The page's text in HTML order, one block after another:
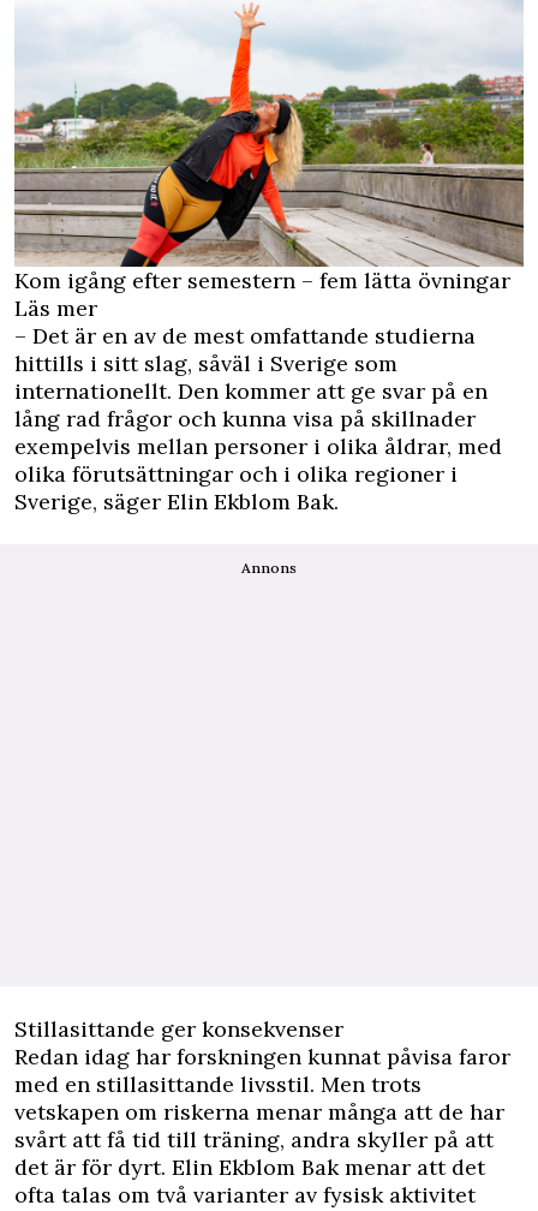
Kom igång efter semestern – fem lätta övningar
Läs mer
– Det är en av de mest omfattande studierna
hittills i sitt slag, såväl i Sverige som
internationellt. Den kommer att ge svar på en
lång rad frågor och kunna visa på skillnader
exempelvis mellan personer i olika åldrar, med
olika förutsättningar och i olika regioner i
Sverige, säger Elin Ekblom Bak.
Annons
Stillasittande ger konsekvenser
Redan idag har forskningen kunnat påvisa faror
med en stillasittande livsstil. Men trots
vetskapen om riskerna menar många att de har
svårt att få tid till träning, andra skyller på att
det är för dyrt. Elin Ekblom Bak menar att det
ofta talas om två varianter av fysisk aktivitet